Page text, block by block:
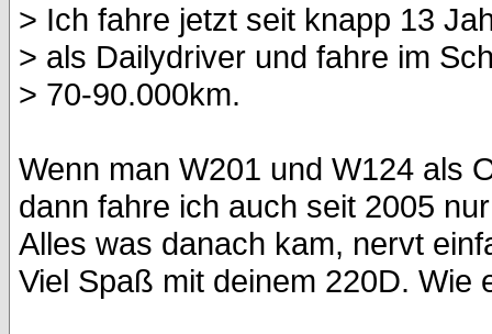
> Ich fahre jetzt seit knapp 13
> als Dailydriver und fahre im
> 70-90.000km.
Wenn man W201 und W124 als
dann fahre ich auch seit 2005
Alles was danach kam, nervt
Viel Spaß mit deinem 220D. Wie